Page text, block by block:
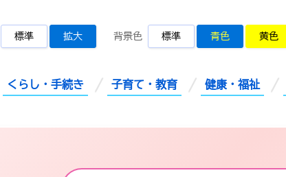
標準 拡大 背景色 標準 青色 黄色
くらし・手続き 子育て・教育 健康・福祉